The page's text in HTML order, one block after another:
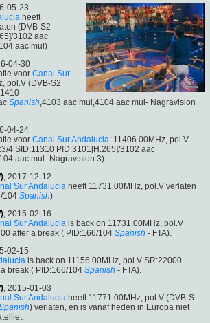
05-23
heeft
(DVB-S2
3102 aac
aac mul)
04-30
voor Canal Sur
pol.V (DVB-S2
Spanish,4103 aac mul,4104 aac mul- Nagravision
04-24
voor Canal Sur Andalucia: 11406.00MHz, pol.V
4 SID:11310 PID:3101[H.265]/3102 aac
aac mul- Nagravision 3).
, 2017-12-12
Sur Andalucia heeft 11731.00MHz, pol.V verlaten
104 Spanish)
, 2015-02-16
Sur Andalucia is back on 11731.00MHz, pol.V
after a break ( PID:166/104 Spanish - FTA).
02-15
is back on 11156.00MHz, pol.V SR:22000
break ( PID:166/104 Spanish - FTA).
, 2015-01-03
Sur Andalucia heeft 11771.00MHz, pol.V (DVB-S
) verlaten, en is vanaf heden in Europa niet